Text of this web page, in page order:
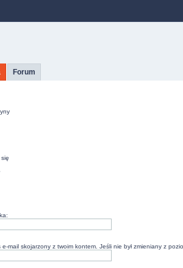
Forum
e-mail skojarzony z twoim kontem. Jeśli nie był zmieniany z